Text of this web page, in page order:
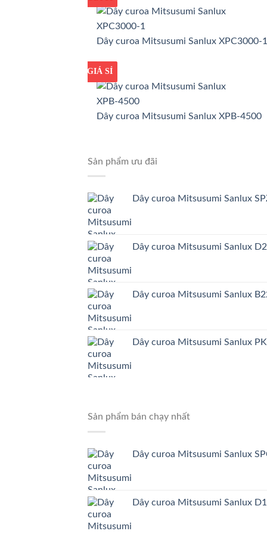
Dây curoa Mitsusumi Sanlux XPC3000-1
GIÁ TỐT
GIÁ SỈ
Dây curoa Mitsusumi Sanlux XPB-4500
Sản phẩm ưu đãi
Dây curoa Mitsusumi Sanlux
Dây curoa Mitsusumi Sanlux
Dây curoa Mitsusumi Sanlux
Dây curoa Mitsusumi Sanlux
Sản phẩm bán chạy nhất
Dây curoa Mitsusumi Sanlux
Dây curoa Mitsusumi Sanlux